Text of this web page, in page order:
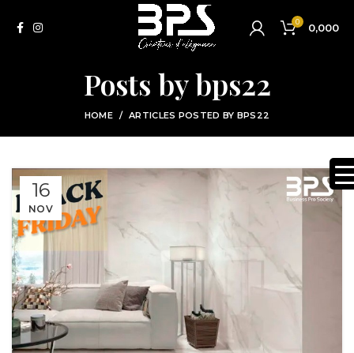
0 0,000
Posts bybps22
HOME ARTICLES POSTED BY BPS22
16
NOV